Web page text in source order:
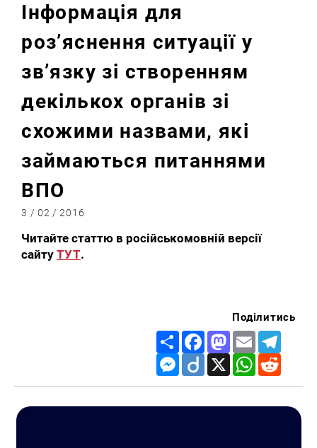
Інформація для
роз’яснення ситуації у
зв’язку зі створенням
декількох органів зі
схожими назвами, які
займаються питаннями
ВПО
3 / 02 / 2016
Читайте статтю в російськомовній версії
сайтуТУТ.
Поділитись
Share FacebookMastodon
Email
Messenger
Diigo X WhatsApp